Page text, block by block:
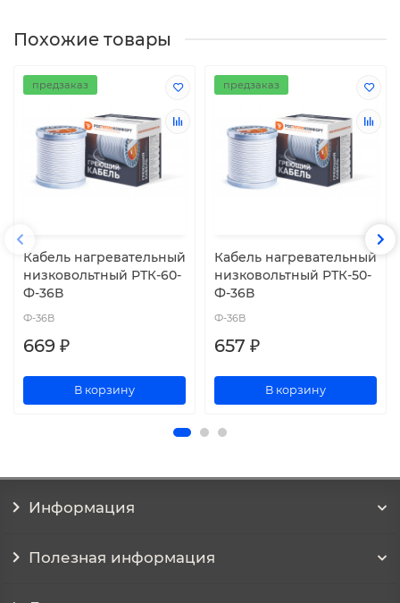
Похожие товары
предзаказ
Кабель нагревательный
низковольтный РТК-60-
Ф-36В
Ф-36В
669 ₽
В корзину
предзаказ
Кабель нагревательный
низковольтный РТК-50-
Ф-36В
Ф-36В
657 ₽
В корзину
Информация
Полезная информация